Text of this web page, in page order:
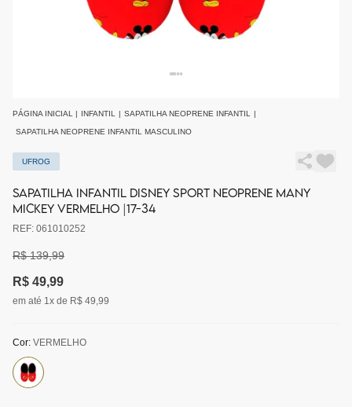
PÁGINA INICIAL | INFANTIL | SAPATILHA NEOPRENE INFANTIL |
SAPATILHA NEOPRENE INFANTIL MASCULINO
UFROG
SAPATILHA INFANTIL DISNEY SPORT NEOPRENE MANY
MICKEY VERMELHO |17-34
REF: 061010252
R$ 139,99
R$ 49,99
em até 1x de R$ 49,99
Cor: VERMELHO